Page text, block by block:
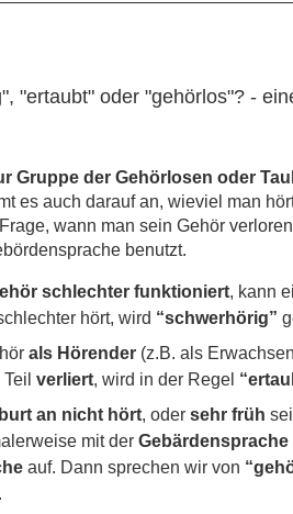
"ertaubt" oder "gehörlos"? -
Gruppe der Gehörlosen oder
es auch darauf an, wieviel man
wann man sein Gehör
benutzt.
schlechter funktioniert, kann
hört, wird “schwerhörig”
als Hörender (z.B. als
verliert, wird in der Regel
an nicht hört, oder sehr früh
mit der Gebärdensprache
auf. Dann sprechen wir von
.